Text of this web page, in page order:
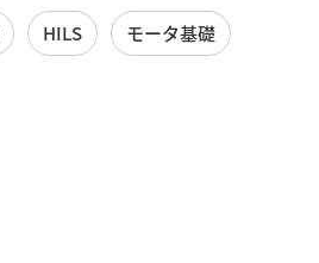
HILS モータ基礎